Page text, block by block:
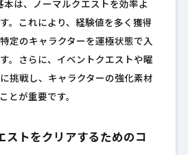
は、ノーマルクエストを効率よ
。これにより、経験値を多く獲得
定のキャラクターを運極状態で入
。さらに、イベントクエストや曜
挑戦し、キャラクターの強化素材
とが重要です。
ストをクリアするためのコ